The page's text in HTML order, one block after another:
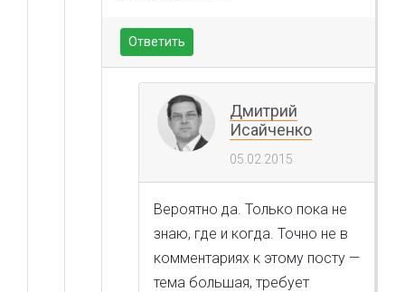
Ответить
Дмитрий
Исайченко
05.02.2015
Вероятно да. Только пока не
знаю, где и когда. Точно не в
комментариях к этому посту —
тема большая, требует